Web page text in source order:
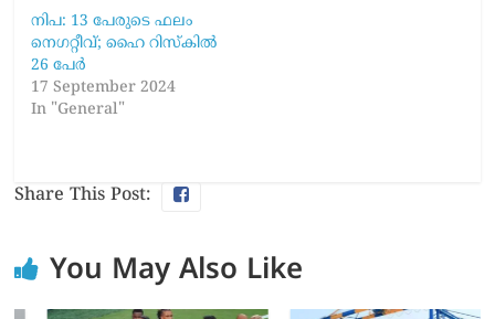
നിപ: 13 പേരുടെ ഫലം
നെഗറ്റീവ്; ഹൈ റിസ്‌കിൽ
26 പേർ
17 September 2024
In "General"
Share This Post:
You May Also Like